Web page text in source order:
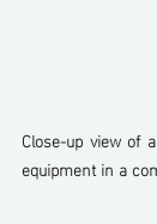
Close-up view of
equipment in a